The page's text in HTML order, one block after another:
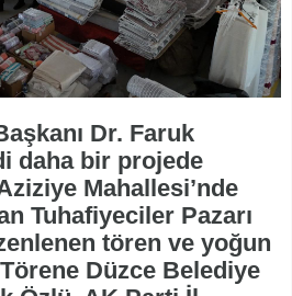
Dr. Faruk
daha bir projede
Mahallesi’nde
Tuhafiyeciler Pazarı
tören ve yoğun
Törene Düzce Belediye